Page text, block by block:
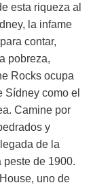
esta riqueza al
la infame
contar,
pobreza,
Rocks ocupa
Sídney como el
Camine por
y
de la
peste de 1900.
uno de